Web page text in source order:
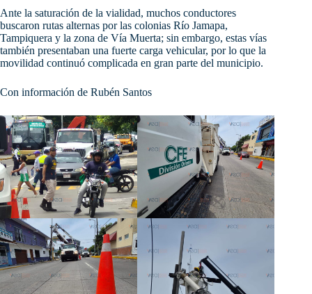
Ante la saturación de la vialidad, muchos conductores
buscaron rutas alternas por las colonias Río Jamapa,
Tampiquera y la zona de Vía Muerta; sin embargo, estas vías
también presentaban una fuerte carga vehicular, por lo que la
movilidad continuó complicada en gran parte del municipio.
Con información de Rubén Santos